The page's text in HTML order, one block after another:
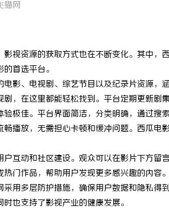
网
影视资源的获取方式也在不断变化。其中
首选平台。
电影、电视剧、综艺节目以及纪录片资源
剧，在这里都能轻松找到。平台定期更新
验极佳。平台界面简洁，分类明确，通过
畅播放，无需担心卡顿和缓冲问题。西瓜
户互动和社区建设。观众可以在影片下方
热门作品，帮助用户发现更多感兴趣的内容
采用多层防护措施，确保用户数据和隐私
也支持了影视产业的健康发展。